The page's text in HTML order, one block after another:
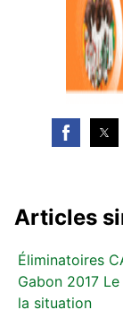
Articles
Éliminatoires
Gabon 2017
la situation